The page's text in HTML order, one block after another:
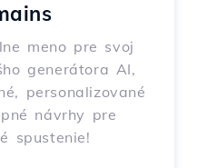
meno pre svoj
generátora AI,
personalizované
návrhy pre
spustenie!